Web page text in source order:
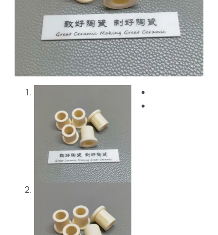
Skontaktuj się z nami
Get Instant Quote